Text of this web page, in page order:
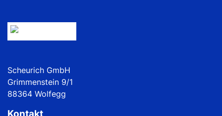
Scheurich GmbH
Grimmenstein 9/1
88364 Wolfegg
Kontakt